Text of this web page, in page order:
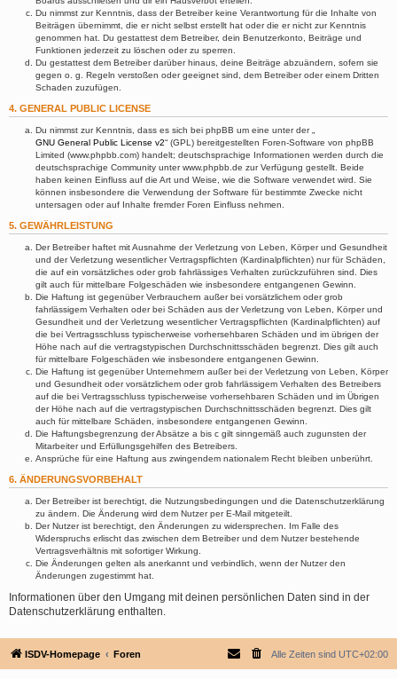
Du nimmst zur Kenntnis, dass der Betreiber keine Verantwortung für die Inhalte von
Beiträgen übernimmt, die er nicht selbst erstellt hat oder die er nicht zur Kenntnis
genommen hat. Du gestattest dem Betreiber, dein Benutzerkonto, Beiträge und
Funktionen jederzeit zu löschen oder zu sperren.
Du gestattest dem Betreiber darüber hinaus, deine Beiträge abzuändern, sofern sie
gegen o. g. Regeln verstoßen oder geeignet sind, dem Betreiber oder einem Dritten
Schaden zuzufügen.
4. GENERAL PUBLIC LICENSE
Du nimmst zur Kenntnis, dass es sich bei phpBB um eine unter der „
GNU General Public License v2“ (GPL) bereitgestellten Foren-Software von phpBB
Limited (www.phpbb.com) handelt; deutschsprachige Informationen werden durch die
deutschsprachige Community unter www.phpbb.de zur Verfügung gestellt. Beide
haben keinen Einfluss auf die Art und Weise, wie die Software verwendet wird. Sie
können insbesondere die Verwendung der Software für bestimmte Zwecke nicht
untersagen oder auf Inhalte fremder Foren Einfluss nehmen.
5. GEWÄHRLEISTUNG
Der Betreiber haftet mit Ausnahme der Verletzung von Leben, Körper und Gesundheit
und der Verletzung wesentlicher Vertragspflichten (Kardinalpflichten) nur für Schäden,
die auf ein vorsätzliches oder grob fahrlässiges Verhalten zurückzuführen sind. Dies
gilt auch für mittelbare Folgeschäden wie insbesondere entgangenen Gewinn.
Die Haftung ist gegenüber Verbrauchern außer bei vorsätzlichem oder grob
fahrlässigem Verhalten oder bei Schäden aus der Verletzung von Leben, Körper und
Gesundheit und der Verletzung wesentlicher Vertragspflichten (Kardinalpflichten) auf
die bei Vertragsschluss typischerweise vorhersehbaren Schäden und im übrigen der
Höhe nach auf die vertragstypischen Durchschnittsschäden begrenzt. Dies gilt auch
für mittelbare Folgeschäden wie insbesondere entgangenen Gewinn.
Die Haftung ist gegenüber Unternehmern außer bei der Verletzung von Leben, Körper
und Gesundheit oder vorsätzlichem oder grob fahrlässigem Verhalten des Betreibers
auf die bei Vertragsschluss typischerweise vorhersehbaren Schäden und im Übrigen
der Höhe nach auf die vertragstypischen Durchschnittsschäden begrenzt. Dies gilt
auch für mittelbare Schäden, insbesondere entgangenen Gewinn.
Die Haftungsbegrenzung der Absätze a bis c gilt sinngemäß auch zugunsten der
Mitarbeiter und Erfüllungsgehilfen des Betreibers.
Ansprüche für eine Haftung aus zwingendem nationalem Recht bleiben unberührt.
6. ÄNDERUNGSVORBEHALT
Der Betreiber ist berechtigt, die Nutzungsbedingungen und die Datenschutzerklärung
zu ändern. Die Änderung wird dem Nutzer per E-Mail mitgeteilt.
Der Nutzer ist berechtigt, den Änderungen zu widersprechen. Im Falle des
Widerspruchs erlischt das zwischen dem Betreiber und dem Nutzer bestehende
Vertragsverhältnis mit sofortiger Wirkung.
Die Änderungen gelten als anerkannt und verbindlich, wenn der Nutzer den
Änderungen zugestimmt hat.
Informationen über den Umgang mit deinen persönlichen Daten sind in der
Datenschutzerklärung enthalten.
ISDV-Homepage Foren Alle Zeiten sind UTC+02:00